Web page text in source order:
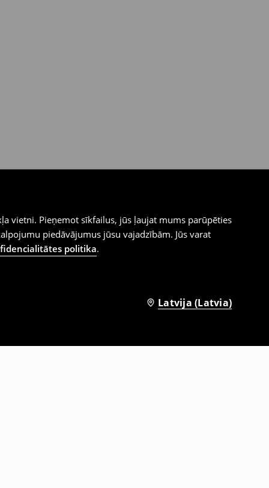
vietni. Pieņemot sīkfailus, jūs ļaujat mums parūpēties
piedāvājumus jūsu vajadzībām. Jūs varat
politika.
Latvija (Latvia)